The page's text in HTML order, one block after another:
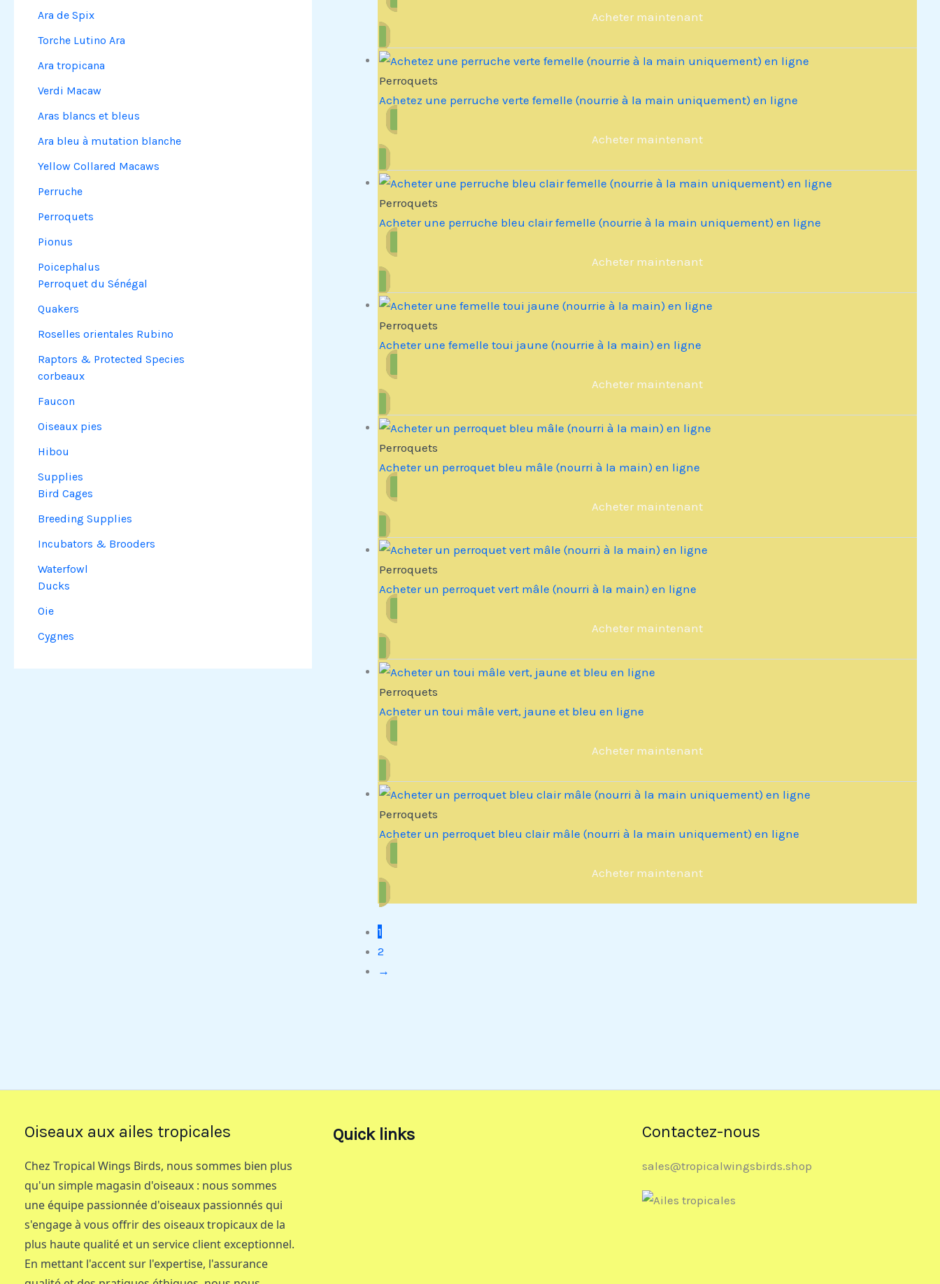
Ara de Spix
Torche Lutino Ara
Ara tropicana
Verdi Macaw
Aras blancs et bleus
Ara bleu à mutation blanche
Yellow Collared Macaws
Perruche
Perroquets
Pionus
Poicephalus
Perroquet du Sénégal
Quakers
Roselles orientales Rubino
Raptors & Protected Species
corbeaux
Faucon
Oiseaux pies
Hibou
Supplies
Bird Cages
Breeding Supplies
Incubators & Brooders
Waterfowl
Ducks
Oie
Cygnes
Acheter maintenant
Perroquets
Achetez une perruche verte femelle (nourrie à la main uniquement) en ligne
Acheter maintenant
Perroquets
Acheter une perruche bleu clair femelle (nourrie à la main uniquement) en ligne
Acheter maintenant
Perroquets
Acheter une femelle toui jaune (nourrie à la main) en ligne
Acheter maintenant
Perroquets
Acheter un perroquet bleu mâle (nourri à la main) en ligne
Acheter maintenant
Perroquets
Acheter un perroquet vert mâle (nourri à la main) en ligne
Acheter maintenant
Perroquets
Acheter un toui mâle vert, jaune et bleu en ligne
Acheter maintenant
Perroquets
Acheter un perroquet bleu clair mâle (nourri à la main uniquement) en ligne
Acheter maintenant
1
2
→
Oiseaux aux ailes tropicales
Chez Tropical Wings Birds, nous sommes bien plus
qu'un simple magasin d'oiseaux : nous sommes
une équipe passionnée d'oiseaux passionnés qui
s'engage à vous offrir des oiseaux tropicaux de la
plus haute qualité et un service client exceptionnel.
En mettant l'accent sur l'expertise, l'assurance
Quick links Contactez-nous
sales@tropicalwingsbirds.shop